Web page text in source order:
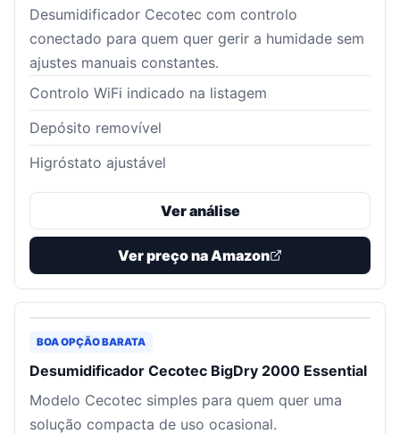
Desumidificador Cecotec com controlo
conectado para quem quer gerir a humidade sem
ajustes manuais constantes.
Controlo WiFi indicado na listagem
Depósito removível
Higróstato ajustável
Ver análise
Ver preço na Amazon
BOA OPÇÃO BARATA
Desumidificador Cecotec BigDry 2000 Essential
Modelo Cecotec simples para quem quer uma
solução compacta de uso ocasional.